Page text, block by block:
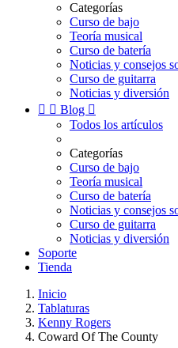
Categorías
Curso de bajo
Teoría musical
Curso de batería
Noticias y consejos
Curso de guitarra
Noticias y diversión
  Blog 
Todos los artículos
Categorías
Curso de bajo
Teoría musical
Curso de batería
Noticias y consejos
Curso de guitarra
Noticias y diversión
Soporte
Tienda
Inicio
Tablaturas
Kenny Rogers
Coward Of The County